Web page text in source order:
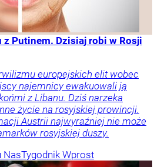
z Putinem. Dzisiaj robi w Rosji
europejskich elit wobec
najemnicy ewakuowali ją
z Libanu. Dziś narzeka
życie na rosyjskiej prowincji.
Austrii najwyraźniej nie może
rosyjskiej duszy.
NasTygodnik Wprost